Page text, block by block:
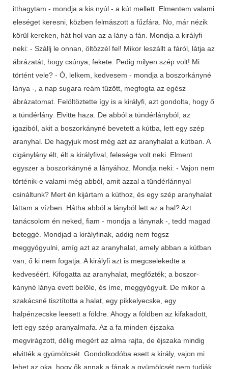
itthagytam - mondja a kis nyúl - a kút mellett. Elmentem valami
eleséget keresni, közben felmászott a fűzfára. No, már nézik
körül kereken, hát hol van az a lány a fán. Mondja a királyfi
neki: - Szállj le onnan, öltözzél fel! Mikor leszállt a fáról, látja az
ábrázatát, hogy csúnya, fekete. Pedig milyen szép volt! Mi
történt vele? - Ó, lelkem, kedvesem - mondja a boszorkányné
lánya -, a nap sugara reám tűzött, megfogta az egész
ábrázatomat. Felöltöztette így is a királyfi, azt gondolta, hogy ő
a tündérlány. Elvitte haza. De abból a tündérlányból, az
igaziból, akit a boszorkányné bevetett a kútba, lett egy szép
aranyhal. De hagyjuk most még azt az aranyhalat a kútban. A
cigánylány élt, élt a királyfival, felesége volt neki. Elment
egyszer a boszorkányné a lányához. Mondja neki: - Vajon nem
történik-e valami még abból, amit azzal a tündérlánnyal
csináltunk? Mert én kijártam a kúthoz, és egy szép aranyhalat
láttam a vízben. Hátha abból a lányból lett az a hal? Azt
tanácsolom én neked, fiam - mondja a lánynak -, tedd magad
beteggé. Mondjad a királyfinak, addig nem fogsz
meggyógyulni, amíg azt az aranyhalat, amely abban a kútban
van, ő ki nem fogatja. A királyfi azt is megcselekedte a
kedveséért. Kifogatta az aranyhalat, megfőzték; a boszor­
kányné lánya evett belőle, és íme, meggyógyult. De mikor a
szakácsné tisztította a halat, egy pikkelyecske, egy
halpénzecske leesett a földre. Ahogy a földben az kifakadott,
lett egy szép aranyalmafa. Az a fa minden éjszaka
megvirágzott, délig megért az alma rajta, de éjszaka mindig
elvitték a gyümölcsét. Gondolkodóba esett a király, vajon mi
lehet az oka, hogy ők annak a fának a gyümölcsét nem tudják